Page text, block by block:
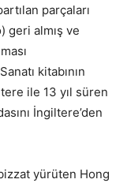
parçaları
geri almış ve
kitabının
ile 13 yıl süren
İngiltere’den
yürüten Hong